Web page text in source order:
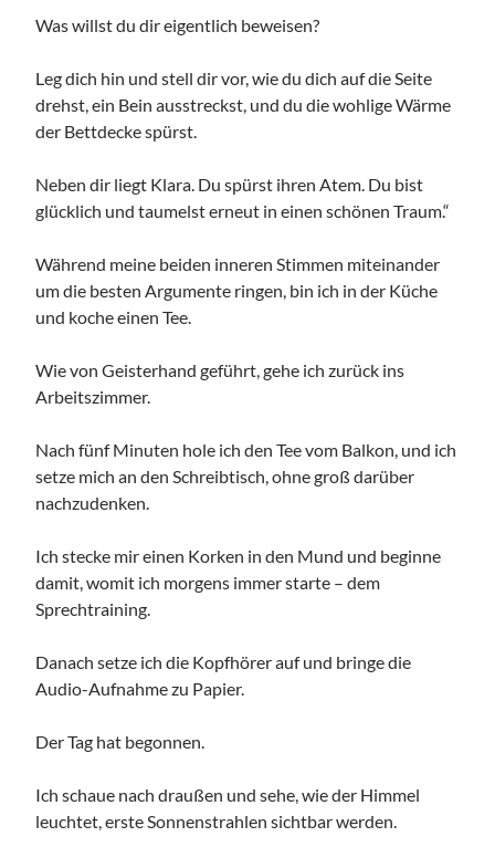
Was willst du dir eigentlich beweisen?
Leg dich hin und stell dir vor, wie du dich auf die Seite
drehst, ein Bein ausstreckst, und du die wohlige Wärme
der Bettdecke spürst.
Neben dir liegt Klara. Du spürst ihren Atem. Du bist
glücklich und taumelst erneut in einen schönen Traum.“
Während meine beiden inneren Stimmen miteinander
um die besten Argumente ringen, bin ich in der Küche
und koche einen Tee.
Wie von Geisterhand geführt, gehe ich zurück ins
Arbeitszimmer.
Nach fünf Minuten hole ich den Tee vom Balkon, und ich
setze mich an den Schreibtisch, ohne groß darüber
nachzudenken.
Ich stecke mir einen Korken in den Mund und beginne
damit, womit ich morgens immer starte – dem
Sprechtraining.
Danach setze ich die Kopfhörer auf und bringe die
Audio-Aufnahme zu Papier.
Der Tag hat begonnen.
Ich schaue nach draußen und sehe, wie der Himmel
leuchtet, erste Sonnenstrahlen sichtbar werden.